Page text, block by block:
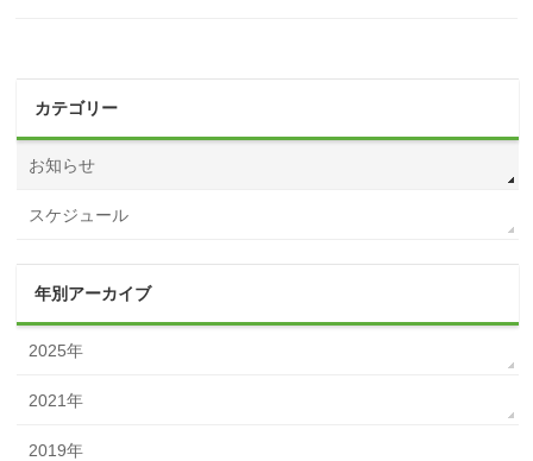
カテゴリー
お知らせ
スケジュール
年別アーカイブ
2025年
2021年
2019年